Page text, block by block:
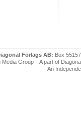
Förlags AB: Box
Group – A part of
An